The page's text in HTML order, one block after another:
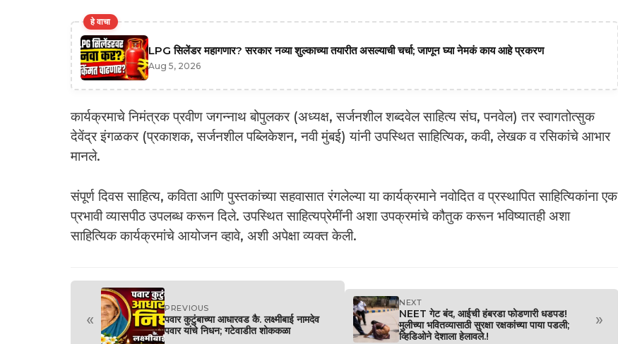
हे वाचा
LPG सिलेंडर महागणार? सरकार नव्या शुल्काच्या तयारीत असल्याची चर्चा; जाणून घ्या नेमकं काय आहे प्रकरण
Aug 5, 2026
कार्यक्रमाचे निमंत्रक प्रवीण जगन्नाथ बोपुलकर (अध्यक्ष, सर्जनशील शब्दवेल साहित्य संघ, पनवेल) तर स्वागतोत्सुक
देवेंद्र इंगळकर (प्रकाशक, सर्जनशील पब्लिकेशन, नवी मुंबई) यांनी उपस्थित साहित्यिक, कवी, लेखक व रसिकांचे आभार
मानले.
संपूर्ण दिवस साहित्य, कविता आणि पुस्तकांच्या सहवासात रंगलेल्या या कार्यक्रमाने नवोदित व प्रस्थापित साहित्यिकांना एक
प्रभावी व्यासपीठ उपलब्ध करून दिले. उपस्थित साहित्यप्रेमींनी अशा उपक्रमांचे कौतुक करून भविष्यातही अशा
साहित्यिक कार्यक्रमांचे आयोजन व्हावे, अशी अपेक्षा व्यक्त केली.
«
PREVIOUS
पवार कुटुंबाच्या आधारवड कै. लक्ष्मीबाई नामदेव
पवार यांचे निधन; गटेवाडीत शोककळा
NEXT
NEET गेट बंद, आईची हंबरडा फोडणारी धडपड!
मुलीच्या भवितव्यासाठी सुरक्षा रक्षकांच्या पाया पडली;
व्हिडिओने देशाला हेलावले.!
»